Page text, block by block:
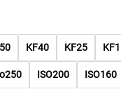
KF25
KF40
ISO160
ISO200